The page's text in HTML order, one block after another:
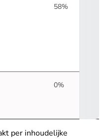
58%
0%
per inhoudelijke